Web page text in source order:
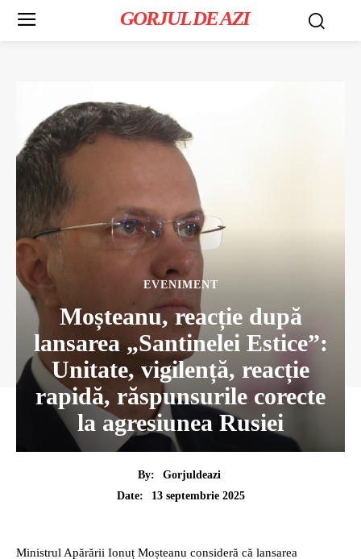
GORJUL DE AZI
EVENIMENT
Moșteanu, reacție după
lansarea „Santinelei Estice”:
Unitate, vigilență, reacție
rapidă, răspunsurile corecte
la agresiunea Rusiei
By:
Gorjuldeazi
Date:
13 septembrie 2025
Ministrul Apărării Ionuț Moșteanu consideră că lansarea